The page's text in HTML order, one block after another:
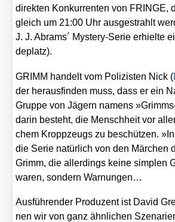
direk­ten Kon­kur­ren­ten von FRINGE,
gleich um 21:00 Uhr aus­ge­strahlt
J. J. Abrams´ Mys­tery-Serie erhiel­te
de­platz).
GRIMM han­delt vom Poli­zis­ten Nick (
der her­aus­fin­den muss, dass er ein
Grup­pe von Jägern namens
dar­in besteht, die Mensch­heit vor
chem Kropp­zeugs zu beschüt­zen.
die Serie natür­lich von den Mär­chen
Grimm, die aller­dings kei­ne simp­len
waren, son­dern War­nun­gen…
Aus­füh­ren­der Pro­du­zent ist David
nen wir von ganz ähn­li­chen